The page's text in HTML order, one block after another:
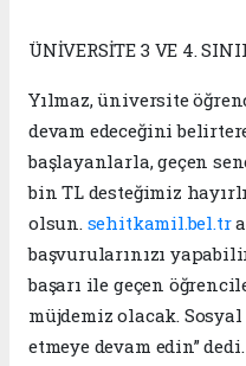
ÜNİVERSİTE 3 VE 4.
Yılmaz, üniversite
devam edeceğini
başlayanlarla, geçen
bin TL desteğimiz hayırlı
olsun. sehitkamil.bel.tr
başvurularınızı
başarı ile geçen
müjdemiz olacak.
etmeye devam edin” dedi.